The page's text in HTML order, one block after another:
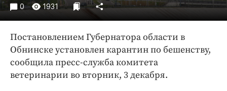
Происшествия
Спорт
Экономика и бизнес
ПРОЕКТЫ
Блоги
0 1931
Постановлением Губернатора области в
Обнинске установлен карантин по бешенству,
сообщила пресс-служба комитета
ветеринарии во вторник, 3 декабря.